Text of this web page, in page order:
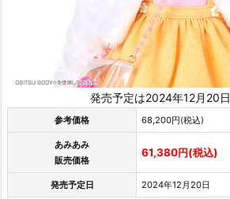
発売予定は2024年12月20日
参考価格 68,200円(税込)
あみあみ
販売価格
61,380円(税込)
発売予定日 2024年12月20日